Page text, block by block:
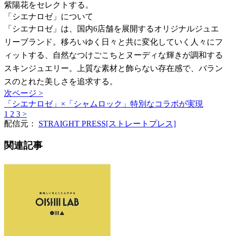
紫陽花をセレクトする。
「シエナロゼ」について
「シエナロゼ」は、国内6店舗を展開するオリジナルジュエ
リーブランド。移ろいゆく日々と共に変化していく人々にフ
ィットする、自然なつけごこちとヌーディな輝きが調和する
スキンジュエリー。上質な素材と飾らない存在感で、バラン
スのとれた美しさを追求する。
次ページ >
「シエナロゼ」×「シャムロック」特別なコラボが実現
1 2 3 >
配信元： STRAIGHT PRESS[ストレートプレス]
関連記事